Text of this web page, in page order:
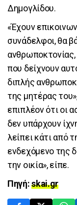
Δημογλίδου.
«Έχουν
συνάδελφοι, θα
που δείχνουν
διπλής
της μητέρας
επιπλέον ότι οι
δεν υπάρχουν
λείπει κάτι από
ενδεχόμενο της
την οικία», είπε.
Πηγή:skai.gr